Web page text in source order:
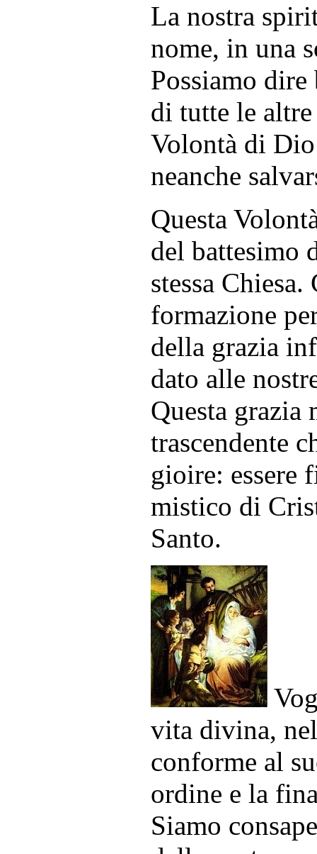
La nostra
nome, in una
Possiamo
di tutte le
Volontà di
neanche
Questa
del battesimo
stessa
formazione
della grazia
dato alle
Questa grazia
trascendente
gioire: essere
mistico di
Santo.
vita divina,
conforme al
ordine e la
Siamo